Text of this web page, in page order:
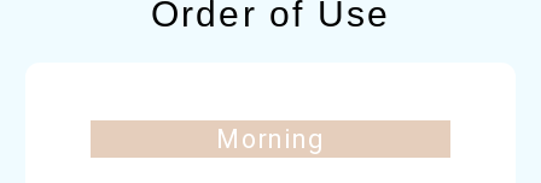
Order of Use
Morning